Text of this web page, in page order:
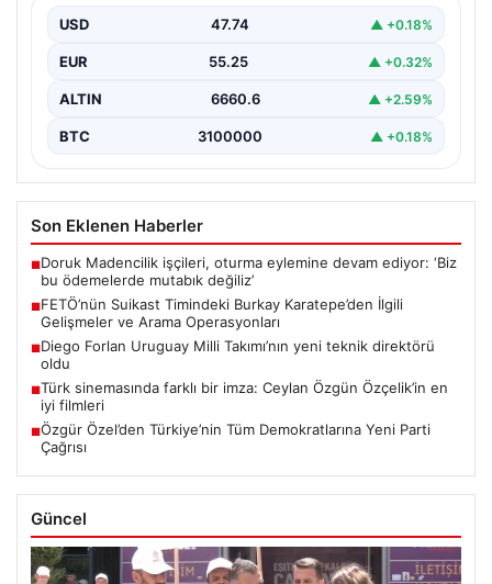
15 Temmuz darbe girişimi sırasında Cumhurbaşkanı
planında yer…
USD 47.74 ▲ +0.18%
EUR 55.25 ▲ +0.32%
ALTIN 6660.6 ▲ +2.59%
BTC 3100000 ▲ +0.18%
Son Eklenen Haberler
■Doruk Madencilik işçileri, oturma eylemine devam ediyor: ‘Biz
bu ödemelerde mutabık değiliz’
■FETÖ’nün Suikast Timindeki Burkay Karatepe’den İlgili
Gelişmeler ve Arama Operasyonları
■Diego Forlan Uruguay Milli Takımı’nın yeni teknik direktörü
oldu
■Türk sinemasında farklı bir imza: Ceylan Özgün Özçelik’in en
iyi filmleri
■Özgür Özel’den Türkiye’nin Tüm Demokratlarına Yeni Parti
Çağrısı
Güncel